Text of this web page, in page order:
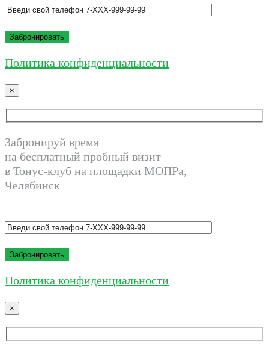
Политика конфиденциальности
×
Забронируй время
на бесплатный пробный визит
в Тонус-клуб на площадки МОПРа,
Челябинск
Политика конфиденциальности
×